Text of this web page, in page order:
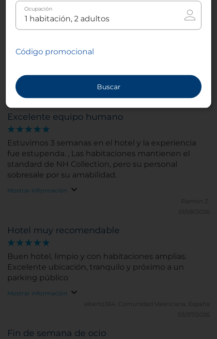
Excelente equipo humano
Estuvimos 3 semanas en el hotel y la experiencia
fue estupenda. , Las habitaciones mantienen el
standard de NH Collection, pero su personal
sobresale por su amabilidad.
Mostrar información
Ramón Z.
01/08/2026
Hotel muy recomendable
Buen hotel, limpio y con habitaciones amplias.
Excelente ubicación, tranquilo y próximo a un
parking público
Mostrar información
alberto364.
Comunidad Valenciana, España
03/07/2026
Fin de semana de ocio
Buenas ubicación y trato excelente
ubicación excelente. Cama super cómoda y baño
Mostrar información
Antonio R.
17/11/2025
Ocupación
Código promocional
Buscar